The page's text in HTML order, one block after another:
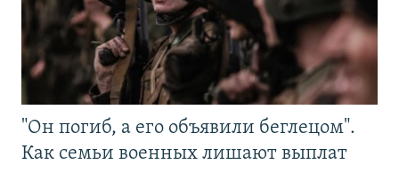
"Он погиб, а его объявили беглецом".
Как семьи военных лишают выплат